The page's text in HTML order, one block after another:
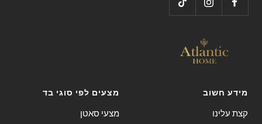
מידע חשוב
קצת עלינו
מצעים לפי סוגי בד
מצעי סאטן